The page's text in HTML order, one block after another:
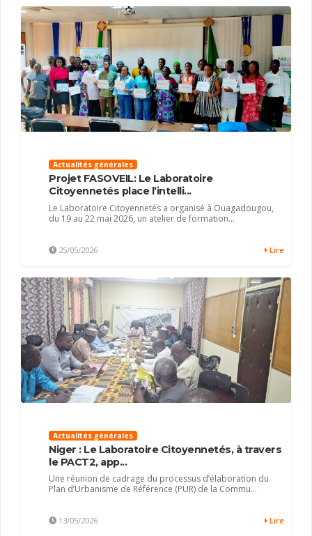
Actualités générales
Projet FASOVEIL: Le Laboratoire
Citoyennetés place l’intelli...
Le Laboratoire Citoyennetés a organisé à Ouagadougou,
du 19 au 22 mai 2026, un atelier de formation...
25/05/2026 Lire
Actualités générales
Niger : Le Laboratoire Citoyennetés, à travers
le PACT2, app...
Une réunion de cadrage du processus d’élaboration du
Plan d’Urbanisme de Référence (PUR) de la Commu...
13/05/2026 Lire